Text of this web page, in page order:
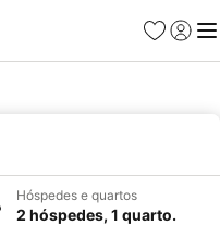
Favoritos
Iniciar
Hóspedes e quartos
2 hóspedes, 1 quarto.